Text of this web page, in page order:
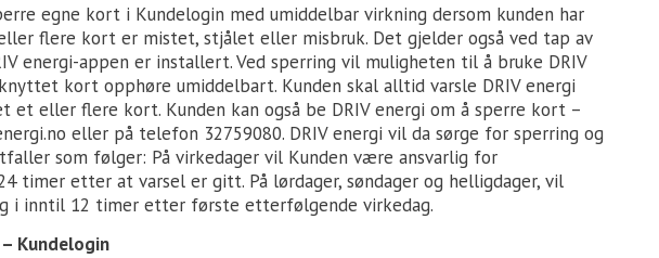
egne kort i Kundelogin med umiddelbar virkning dersom kunden har
flere kort er mistet, stjålet eller misbruk. Det gjelder også ved tap av
energi-appen er installert. Ved sperring vil muligheten til å bruke DRIV
kort opphøre umiddelbart. Kunden skal alltid varsle DRIV energi
et eller flere kort. Kunden kan også be DRIV energi om å sperre kort –
eller på telefon 32759080. DRIV energi vil da sørge for sperring og
som følger: På virkedager vil Kunden være ansvarlig for
timer etter at varsel er gitt. På lørdager, søndager og helligdager, vil
i inntil 12 timer etter første etterfølgende virkedag.
Kundelogin